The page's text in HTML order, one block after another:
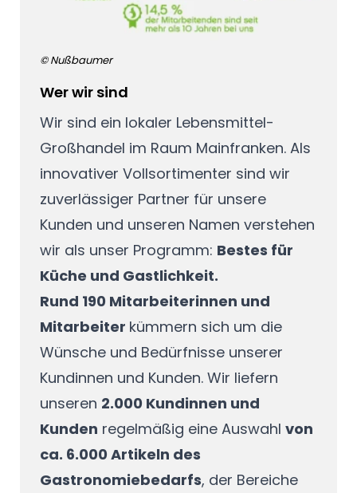
Wer wir sind
Wir sind ein lokaler Lebensmittel-
Großhandel im Raum Mainfranken. Als
innovativer Vollsortimenter sind wir
zuverlässiger Partner für unsere
Kunden und unseren Namen verstehen
wir als unser Programm: Bestes für
Küche und Gastlichkeit.
Rund 190 Mitarbeiterinnen und
Mitarbeiter kümmern sich um die
Wünsche und Bedürfnisse unserer
Kundinnen und Kunden. Wir liefern
unseren 2.000 Kundinnen und
Kunden regelmäßig eine Auswahl von
ca. 6.000 Artikeln des
Gastronomiebedarfs, der Bereiche
© Nußbaumer